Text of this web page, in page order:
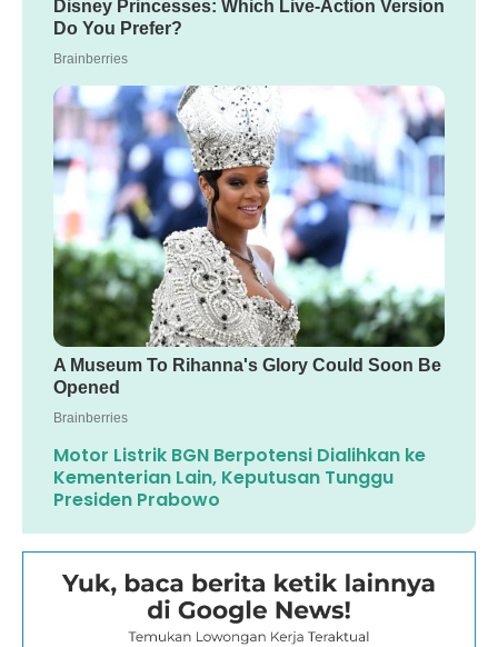
Motor Listrik BGN Berpotensi Dialihkan ke
Kementerian Lain, Keputusan Tunggu
Presiden Prabowo